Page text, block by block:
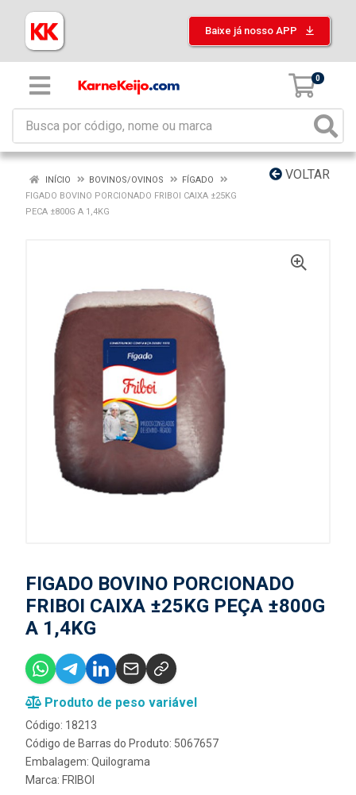
Baixe já nosso APP
0
VOLTAR
INÍCIO BOVINOS/OVINOS
FÍGADO
FIGADO BOVINO PORCIONADO FRIBOI CAIXA ±25KG
PECA ±800G A 1,4KG
FIGADO BOVINO PORCIONADO
FRIBOI CAIXA ±25KG PEÇA ±800G
A 1,4KG
Produto de peso variável
Código: 18213
Código de Barras do Produto: 5067657
Embalagem: Quilograma
Marca: FRIBOI